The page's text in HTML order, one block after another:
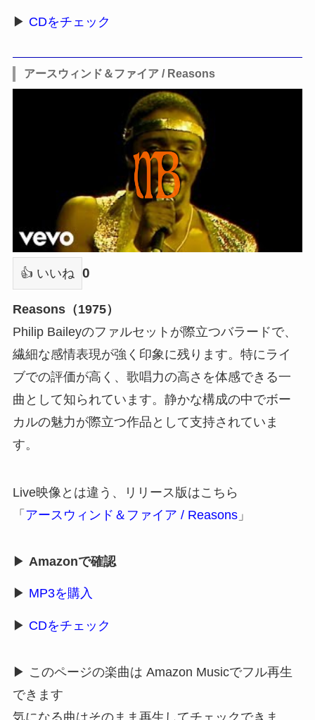
▶ CDをチェック
アースウィンド＆ファイア / Reasons
👍 いいね 0
Reasons（1975）
Philip Baileyのファルセットが際立つバラードで、
繊細な感情表現が強く印象に残ります。特にライ
ブでの評価が高く、歌唱力の高さを体感できる一
曲として知られています。静かな構成の中でボー
カルの魅力が際立つ作品として支持されていま
す。
Live映像とは違う、リリース版はこちら
「 アースウィンド＆ファイア / Reasons」
▶ Amazonで確認
▶ MP3を購入
▶ CDをチェック
▶ このページの楽曲は Amazon Musicでフル再生
できます